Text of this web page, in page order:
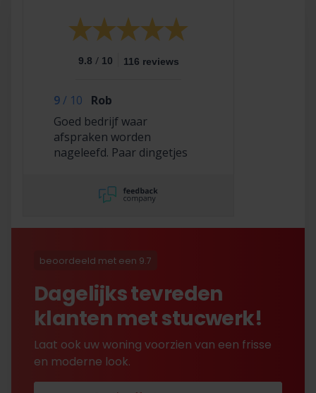
9.8 / 10 116 reviews
9/ 10
Rob
Goed bedrijf waar
afspraken worden
nageleefd. Paar dingetjes
korting gekregen. Duurde
lang eer ik de sleutel
met excuses , maar na
is alles toch na
beoordeeld met een 9.7
Dagelijks tevreden
klanten met stucwerk!
Laat ook uw woning voorzien van een frisse
en moderne look.